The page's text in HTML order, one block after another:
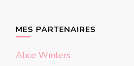
MES PARTENAIRES
Alice Winters